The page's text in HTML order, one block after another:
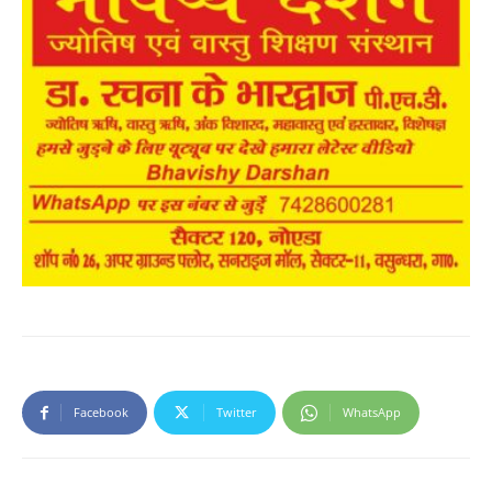
Facebook Twitter WhatsApp